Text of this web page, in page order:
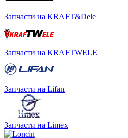
Запчасти на KRAFT&Dele
Запчасти на KRAFTWELE
Запчасти на Lifan
Запчасти на Limex